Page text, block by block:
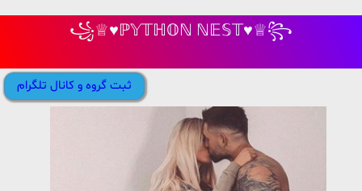
꧁♕♥ℙ𝕐𝕋ℍ𝕆ℕ ℕ𝔼𝕊𝕋♥♕꧂
ثبت گروه و کانال تلگرام